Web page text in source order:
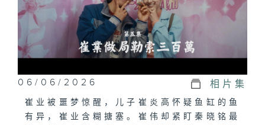
06/06/2026 相片集
崔业被噩梦惊醒，儿子崔炎高怀疑鱼缸的鱼
有异，崔业含糊搪塞。崔伟却紧盯秦晓铭最